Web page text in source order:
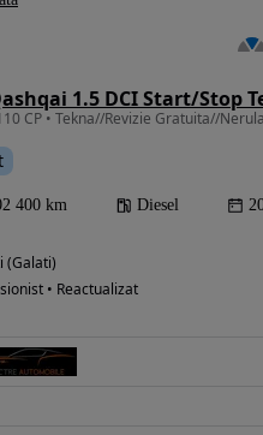
1.5 DCI Start/Stop
400 km Diesel
(Galati)
• Reactualizat